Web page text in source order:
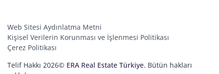
Web Sitesi Aydınlatma Metni
Kişisel Verilerin Korunması ve İşlenmesi Politikası
Çerez Politikası
Telif Hakkı 2026© ERA Real Estate Türkiye. Bütün hakları